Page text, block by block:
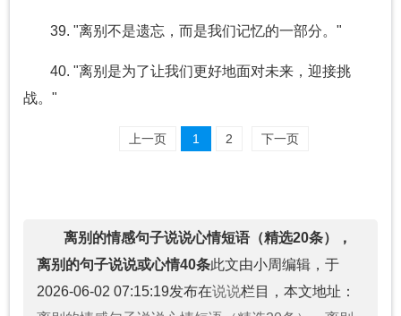
39. "离别不是遗忘，而是我们记忆的一部分。"
40. "离别是为了让我们更好地面对未来，迎接挑
战。"
上一页 1 2 下一页
离别的情感句子说说心情短语（精选20条），
离别的句子说说或心情40条此文由小周编辑，于
2026-06-02 07:15:19发布在说说栏目，本文地址：